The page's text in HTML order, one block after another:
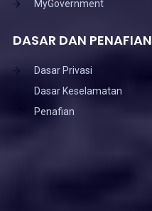
MyGovernment
DASAR DAN PENAFIAN
Dasar Privasi
Dasar Keselamatan
Penafian